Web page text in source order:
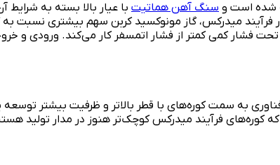
شده است و سنگ آهن هماتیت با عیار بالا بسته به شرایط
میدرکس، گاز مونوکسید کربن سهم بیشتری نسبت به
فشار کمی کمتر از فشار اتمسفر کار می‌کند. ورودی و
کوره‌های فرآیند میدرکس کوچک‌تر هنوز در مدار تولید